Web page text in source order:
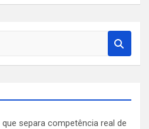
separa competência real de